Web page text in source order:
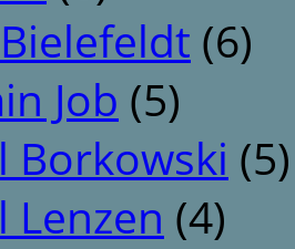
(6)
Job (5)
Borkowski (5)
Lenzen (4)